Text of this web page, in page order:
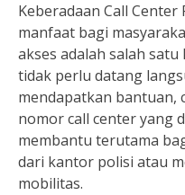
Keberadaan Call
manfaat bagi
akses adalah salah
tidak perlu datang
mendapatkan bantuan,
nomor call center yang
membantu terutama
dari kantor polisi atau
mobilitas.